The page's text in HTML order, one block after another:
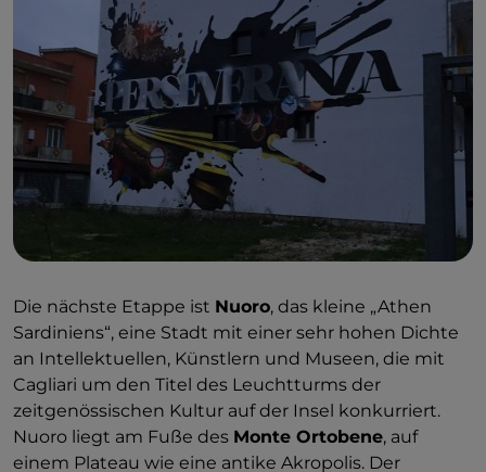
(1911-1988) geboren, der sich in den Vereinigten
Staaten etablierte, an den Universitäten Harvard
und Berkeley lehrte und das Studio mit Le Corbusier
teilte. Am Rande des Dorfes kann man das Nivola-
Museum besuchen,das die reichste und
repräsentativste Sammlung seiner Werke
beherbergt, aber das Zeichen von Nivola ist auch an
der Fassade derKirche Nostra Signora d'Itria zu
erkennen. Aus Orani stammte auchMario Delitala
(1887-1990), ein Maler und vor allem ein sehr
bekannter und talentierter Graveur, der die
andere Gravuren, die in derHolzschnittsammlung
Mario Delitala gesammelt wurden, sind alle einen
Besuch wert.
Die nächste Etappe ist Nuoro, das kleine „Athen
Sardiniens“, eine Stadt mit einer sehr hohen Dichte
an Intellektuellen, Künstlern und Museen, die mit
Cagliari um den Titel des Leuchtturms der
zeitgenössischen Kultur auf der Insel konkurriert.
Nuoro liegt am Fuße des Monte Ortobene, auf
einem Plateau wie eine antike Akropolis. Der